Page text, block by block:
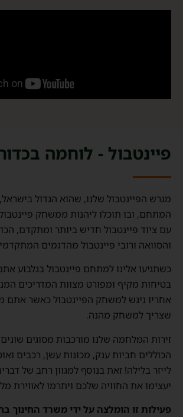
פיינטבול - לוחמה
מגרש הפיינטבול שלנו, שהוא הגדול
המתחם, ובו תוכלו ליהנות ממשחק
עם ציוד פיינטבול חדיש ביותר ומתקדם,
והסוואה ורובי פיינטבול מהדגמים
כשתגיעו אלינו למתחם פיינטבול בגלבוע
בטיחות מקיף ומפורט מצוות המדריכים
אחריו ניגש למשחק הפיינטבול כאשר אתם
שצריך למשחק מהנה.
זירות המלחמה שלנו מורכבות מסוגים
הכוללים חביות ענק, מכונות עשן, רכבים
לייזר בלילה! זאת בנוסף למגוון רחב של
יעצימו את החוויה שלכם ויתרמו לאווירת
פעילות זו הומלצה על ידי משרד החינוך